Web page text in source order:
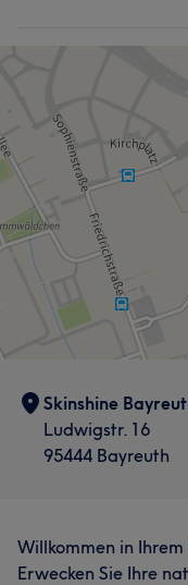
Skinshine
Ludwigstr. 16
95444 Bayreuth
Willkommen in
Erwecken Sie Ihre